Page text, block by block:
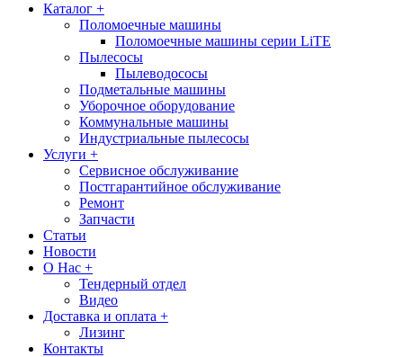
Каталог +
Поломоечные машины
Поломоечные машины серии LiTE
Пылесосы
Пылеводососы
Подметальные машины
Уборочное оборудование
Коммунальные машины
Индустриальные пылесосы
Услуги +
Сервисное обслуживание
Постгарантийное обслуживание
Ремонт
Запчасти
Статьи
Новости
О Нас +
Тендерный отдел
Видео
Доставка и оплата +
Лизинг
Контакты